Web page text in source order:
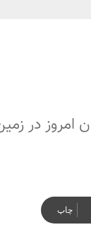
امروز در
چاپ